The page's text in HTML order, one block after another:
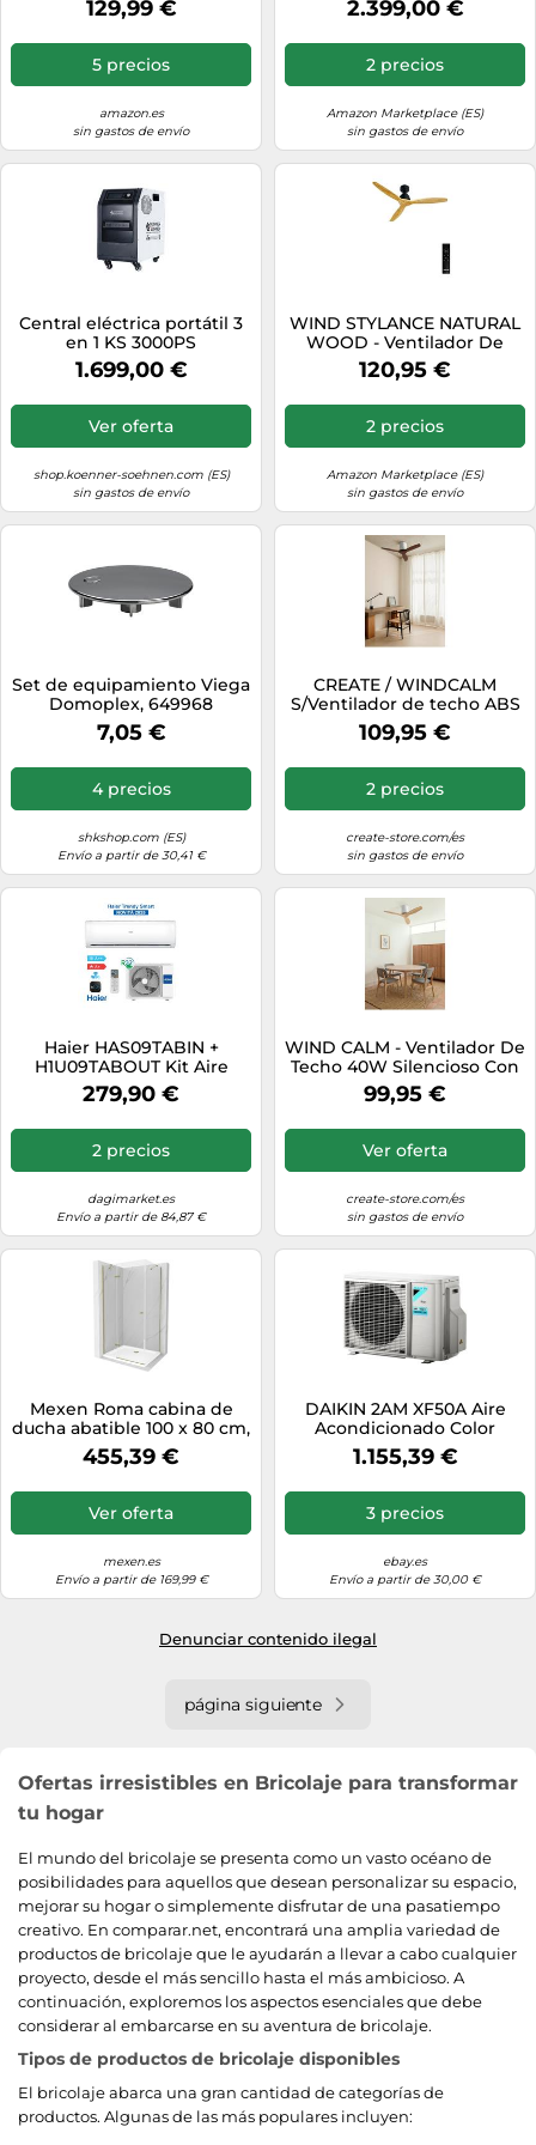
Aspas, 106 Cm, 4500
Tonos (2700 K/4000 K/5500
K), Regulable al 10%, Mando
129,99 €
5 precios
amazon.es
sin gastos de envío
con batería LiFePO4 5120
modo UPS Estación de
alimentación portátil con
energía
2.399,00 €
2 precios
Amazon Marketplace (ES)
sin gastos de envío
Central eléctrica portátil 3
en 1 KS 3000PS
1.699,00 €
Ver oferta
shop.koenner-soehnen.com (ES)
sin gastos de envío
WIND STYLANCE NATURAL
WOOD - Ventilador De
Techo 40W Silencioso 100%
Madera Varios Tamaños Sin
120,95 €
2 precios
Amazon Marketplace (ES)
sin gastos de envío
Set de equipamiento Viega
Domoplex, 649968
7,05 €
4 precios
shkshop.com (ES)
Envío a partir de 30,41 €
CREATE / WINDCALM
S/Ventilador de techo ABS
blanco aspas efecto
madera oscura con Wifi y
Ø112 cm, 6 velocidades,
función verano-invierno
109,95 €
2 precios
create-store.com/es
sin gastos de envío
Haier HAS09TABIN +
H1U09TABOUT Kit Aire
Acondicionado Trendy
9000Btu 2,6Kw A++/A+ WiFi
Inverter R32 Blanco -
Novedad 2025
279,90 €
2 precios
dagimarket.es
Envío a partir de 84,87 €
WIND CALM - Ventilador De
Techo 40W Silencioso Con
Aspas De ABS Técnico
Varios Tamaños Sin Luz
99,95 €
Ver oferta
create-store.com/es
sin gastos de envío
Mexen Roma cabina de
ducha abatible 100 x 80 cm,
transparente, dorada +
plato de ducha Flat - 854-
5907709176454
455,39 €
Ver oferta
mexen.es
Envío a partir de 169,99 €
DAIKIN 2AM XF50A Aire
Acondicionado Color
Externa De Sistema Dual
Modelo Atxf-A
1.155,39 €
3 precios
ebay.es
Envío a partir de 30,00 €
Denunciar contenido ilegal
página siguiente
Ofertas irresistibles en Bricolaje para transformar
tu hogar
El mundo del bricolaje se presenta como un vasto océano de
posibilidades para aquellos que desean personalizar su espacio,
mejorar su hogar o simplemente disfrutar de una pasatiempo
creativo. En comparar.net, encontrará una amplia variedad de
productos de bricolaje que le ayudarán a llevar a cabo cualquier
proyecto, desde el más sencillo hasta el más ambicioso. A
continuación, exploremos los aspectos esenciales que debe
considerar al embarcarse en su aventura de bricolaje.
Tipos de productos de bricolaje disponibles
El bricolaje abarca una gran cantidad de categorías de
productos. Algunas de las más populares incluyen: